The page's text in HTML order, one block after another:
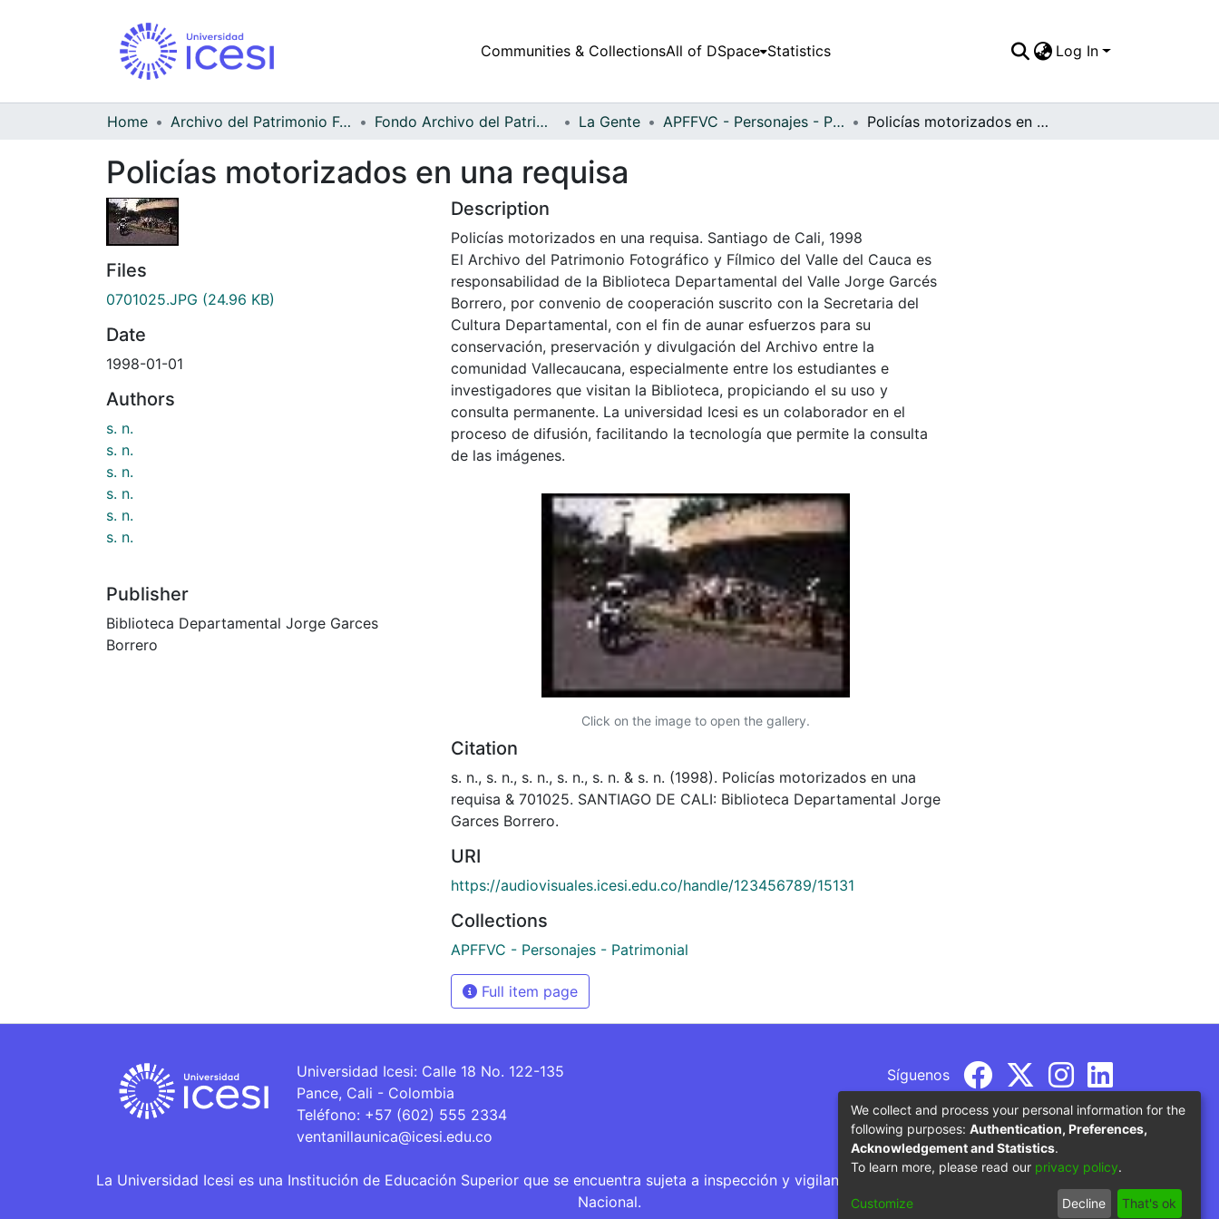
Communities & CollectionsAll of DSpace Statistics Log In
Home Archivo del Patrimonio Fotográfico y Fílmico del Valle del Cauca Fondo Archivo del Patrimonio Fotográfico y Fílmico del Valle del Cauca La Gente APFFVC - Personajes - Patrimonial Policías motorizados en una requisa
Policías motorizados en una requisa
Files
0701025.JPG (24.96 KB)
Date
1998-01-01
Authors
s. n.
s. n.
s. n.
s. n.
s. n.
s. n.
Publisher
Biblioteca Departamental Jorge Garces
Borrero
Description
Policías motorizados en una requisa. Santiago de Cali, 1998
El Archivo del Patrimonio Fotográfico y Fílmico del Valle del Cauca es
responsabilidad de la Biblioteca Departamental del Valle Jorge Garcés
Borrero, por convenio de cooperación suscrito con la Secretaria del
Cultura Departamental, con el fin de aunar esfuerzos para su
conservación, preservación y divulgación del Archivo entre la
comunidad Vallecaucana, especialmente entre los estudiantes e
investigadores que visitan la Biblioteca, propiciando el su uso y
consulta permanente. La universidad Icesi es un colaborador en el
proceso de difusión, facilitando la tecnología que permite la consulta
de las imágenes.
Click on the image to open the gallery.
Citation
s. n., s. n., s. n., s. n., s. n. & s. n. (1998). Policías motorizados en una
requisa & 701025. SANTIAGO DE CALI: Biblioteca Departamental Jorge
Garces Borrero.
URI
https://audiovisuales.icesi.edu.co/handle/123456789/15131
Collections
APFFVC - Personajes - Patrimonial
Full item page
Universidad Icesi: Calle 18 No. 122-135
Pance, Cali - Colombia
Teléfono: +57 (602) 555 2334
ventanillaunica@icesi.edu.co
Síguenos
La Universidad Icesi es una Institución de Educación Superior que se encuentra sujeta a inspección y vigilancia por parte del Ministerio de Educación
Nacional.
We collect and process your personal information for the
following purposes: Authentication, Preferences,
Acknowledgement and Statistics.
To learn more, please read our privacy policy.
Customize Decline That's ok